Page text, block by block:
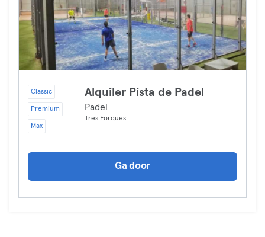
Classic
Premium
Max
Alquiler Pista de Padel
Padel
Tres Forques
Ga door